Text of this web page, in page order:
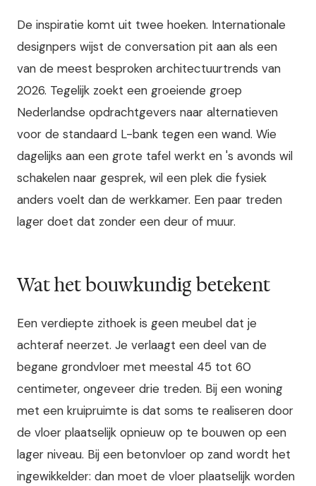
De inspiratie komt uit twee hoeken. Internationale
designpers wijst de conversation pit aan als een
van de meest besproken architectuurtrends van
2026. Tegelijk zoekt een groeiende groep
Nederlandse opdrachtgevers naar alternatieven
voor de standaard L-bank tegen een wand. Wie
dagelijks aan een grote tafel werkt en 's avonds wil
schakelen naar gesprek, wil een plek die fysiek
anders voelt dan de werkkamer. Een paar treden
lager doet dat zonder een deur of muur.
Wat het bouwkundig betekent
Een verdiepte zithoek is geen meubel dat je
achteraf neerzet. Je verlaagt een deel van de
begane grondvloer met meestal 45 tot 60
centimeter, ongeveer drie treden. Bij een woning
met een kruipruimte is dat soms te realiseren door
de vloer plaatselijk opnieuw op te bouwen op een
lager niveau. Bij een betonvloer op zand wordt het
ingewikkelder: dan moet de vloer plaatselijk worden